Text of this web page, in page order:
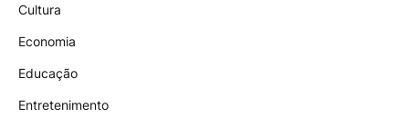
Cultura
Economia
Educação
Entretenimento